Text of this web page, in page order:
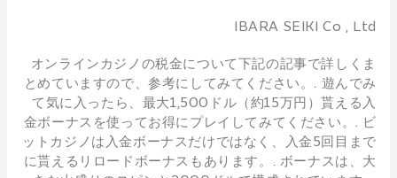
IBARA SEIKI Co , Ltd
オンラインカジノの税金について下記の記事で詳しくま
とめていますので、参考にしてみてください。. 遊んでみ
て気に入ったら、最大1,500ドル（約15万円）貰える入
金ボーナスを使ってお得にプレイしてみてください。. ビ
ットカジノは入金ボーナスだけではなく、入金5回目まで
に貰えるリロードボーナスもあります。. ボーナスは、大